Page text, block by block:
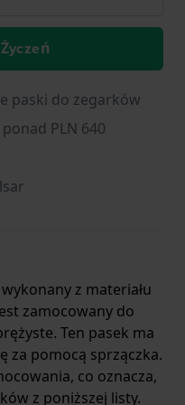
paski do zegarków
PLN 640
z materiału
zamocowany do
Ten pasek ma
za pomocą sprzączka.
co oznacza,
z poniższej listy.